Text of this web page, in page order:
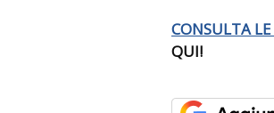
CONSULTA
QUI!